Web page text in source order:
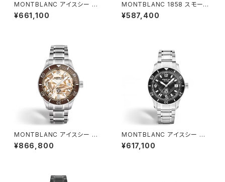
MONTBLANC アイスシー オ
ートマティック デイト ゼロ オキ
シジェン Limited 300
¥661,100
MONTBLANC 1858 スモール
セコンド ゼロ オキシジェン
¥587,400
MONTBLANC アイスシー オ
ートマティック デイト ゼロ オキ
シジェン Limited 700
¥866,800
MONTBLANC アイスシー オ
ートマティック デイト ゼロ オキ
シジェン
¥617,100